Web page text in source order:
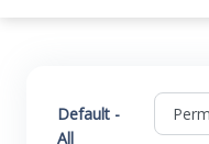
Default -
All